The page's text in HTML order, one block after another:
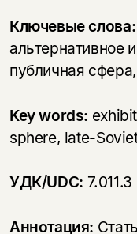
Ключевые слова:
альтернативное
публичная
Key words:
sphere, late-
УДК/UDC: 7.011.3
Аннотация: